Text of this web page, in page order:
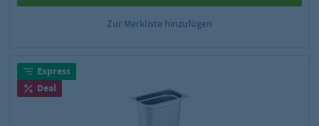
Zur Merkliste hinzufügen
Express
Deal